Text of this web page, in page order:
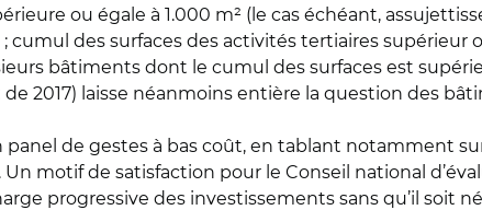
ou égale à 1.000 m² (le cas échéant,
des surfaces des activités tertiaires supérieur
bâtiments dont le cumul des surfaces est
2017) laisse néanmoins entière la question des
de gestes à bas coût, en tablant notamment
motif de satisfaction pour le Conseil national
progressive des investissements sans qu’il soit